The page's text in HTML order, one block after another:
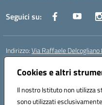
Cookies e altri
Il nostro Istituto non utilizza
sono utilizzati
Seguici su:
Indirizzo:Via Raffaele
Centralino:
Posta elettronica certificata
Codice fiscale: 90003320620
Codice meccanografico: